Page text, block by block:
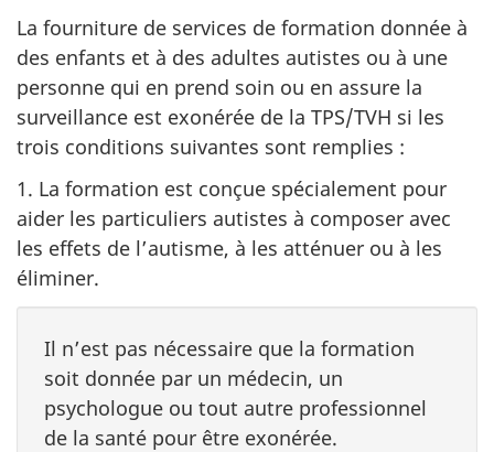
La fourniture de services de formation donnée à
des enfants et à des adultes autistes ou à une
personne qui en prend soin ou en assure la
surveillance est exonérée de la TPS/TVH si les
trois conditions suivantes sont remplies :
1. La formation est conçue spécialement pour
aider les particuliers autistes à composer avec
les effets de l’autisme, à les atténuer ou à les
éliminer.
Il n’est pas nécessaire que la formation
soit donnée par un médecin, un
psychologue ou tout autre professionnel
de la santé pour être exonérée.